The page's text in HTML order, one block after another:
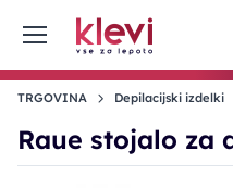
TRGOVINA Depilacijski izdelki
Raue stojalo za